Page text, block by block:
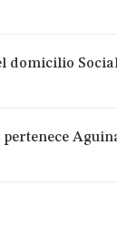
domicilio
pertenece